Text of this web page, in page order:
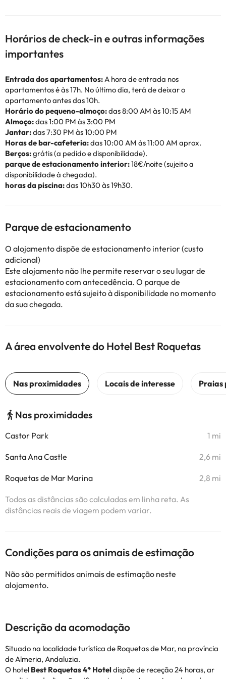
Horários de check-in e outras informações
importantes
Entrada dos apartamentos:A hora de entrada nos
apartamentos é às 17h. No último dia, terá de deixar o
apartamento antes das 10h.
Horário do pequeno-almoço:das 8:00 AM às 10:15 AM
Almoço:das 1:00 PM às 3:00 PM
Jantar:das 7:30 PM às 10:00 PM
Horas de bar-cafeteria:das 10:00 AM às 11:00 AM aprox.
Berços:grátis (a pedido e disponibilidade).
parque de estacionamento interior:18€/noite (sujeito a
disponibilidade à chegada).
horas da piscina:das 10h30 às 19h30.
Parque de estacionamento
O alojamento dispõe de estacionamento interior (custo
adicional)
Este alojamento não lhe permite reservar o seu lugar de
estacionamento com antecedência. O parque de
estacionamento está sujeito à disponibilidade no momento
da sua chegada.
A área envolvente do Hotel Best Roquetas
Nas proximidades
Castor Park 1 mi
Santa Ana Castle 2,6 mi
Roquetas de Mar Marina 2,8 mi
Todas as distâncias são calculadas em linha reta. As
distâncias reais de viagem podem variar.
Condições para os animais de estimação
Não são permitidos animais de estimação neste
alojamento.
Descrição da acomodação
Situado na localidade turística de Roquetas de Mar, na província
de Almeria, Andaluzia.
O hotel Best Roquetas 4* Hoteldispõe de receção 24 horas, ar